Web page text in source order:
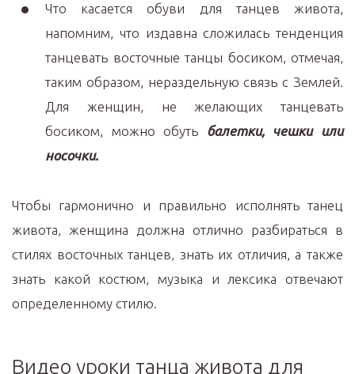
Что касается обуви для танцев живота,
напомним, что издавна сложилась тенденция
танцевать восточные танцы босиком, отмечая,
таким образом, нераздельную связь с Землей.
Для женщин, не желающих танцевать
босиком, можно обуть балетки, чешки или
носочки.
Чтобы гармонично и правильно исполнять танец
живота, женщина должна отлично разбираться в
стилях восточных танцев, знать их отличия, а также
знать какой костюм, музыка и лексика отвечают
определенному стилю.
Видео уроки танца живота для